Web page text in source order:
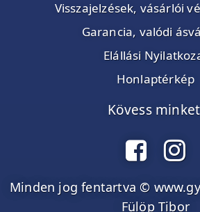
Visszajelzések, vásárlói
Garancia, valódi
Elállási
Honlaptérkép
Kövess
Minden jog fentartva ©
Fülöp Tibor